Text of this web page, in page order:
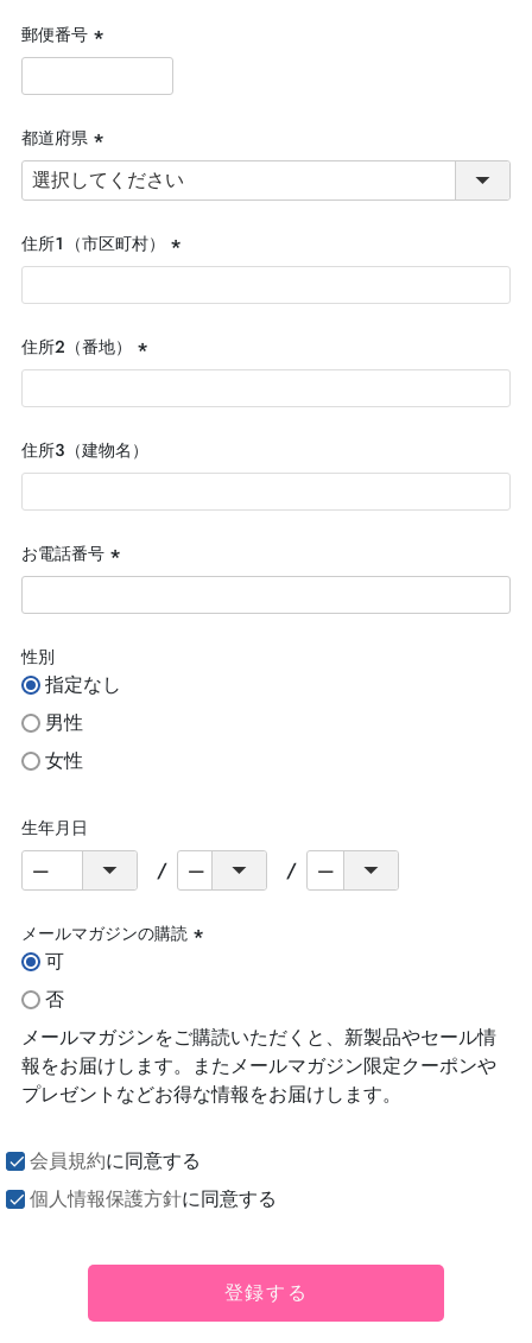
郵便番号
(必
須)
都道府県
(必
須)
住所１（市区町村）
(必
須)
住所２（番地）
(必
須)
住所３（建物名）
お電話番号
(必
須)
性別
指定なし
男性
女性
生年月日
メールマガジンの購読
可
否
メールマガジンをご購読いただくと、新製品やセール情
報をお届けします。またメールマガジン限定クーポンや
プレゼントなどお得な情報をお届けします。
会員規約に同意する
個人情報保護方針に同意する
登録する